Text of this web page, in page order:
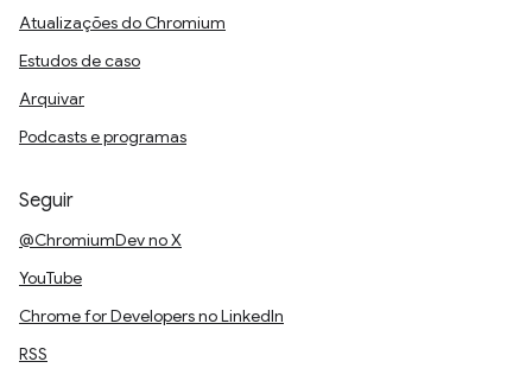
Atualizações do Chromium
Estudos de caso
Arquivar
Podcasts e programas
Seguir
@ChromiumDev no X
YouTube
Chrome for Developers no LinkedIn
RSS